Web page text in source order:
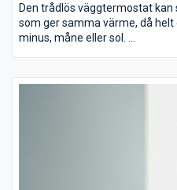
Den trådlös väggtermostat
som ger samma värme, då
minus, måne eller sol.
mobil styra temperaturen i